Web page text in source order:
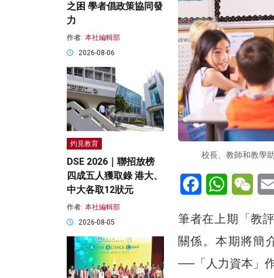
校長、教師和教學
FacebookWhatsApp
筆者在上期「教
關係。本期將簡
──「人力資本」作
之困 學者倡政策協同發
力
作者: 本社編輯部
2026-08-06
灼見教育
DSE 2026｜聯招放榜
四成五人獲取錄 港大、
中大各取12狀元
作者: 本社編輯部
2026-08-05